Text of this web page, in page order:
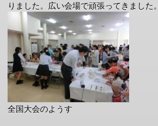
りました。広い会場で頑張ってきました。
全国大会のようす